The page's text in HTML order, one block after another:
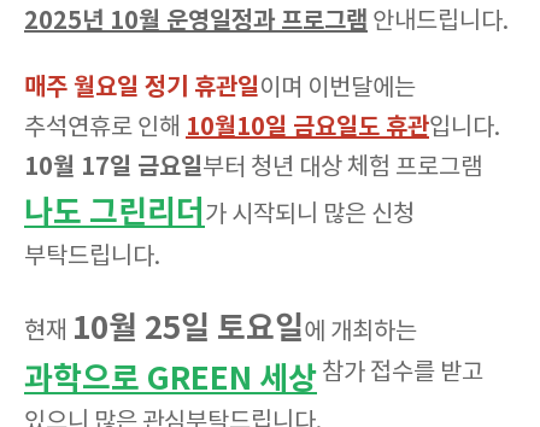
2025년 10월 운영일정과 프로그램 안내드립니다.
매주 월요일 정기 휴관일이며 이번달에는
추석연휴로 인해 10월10일 금요일도 휴관입니다.
10월 17일 금요일부터 청년 대상 체험 프로그램
나도 그린리더 가 시작되니 많은 신청
부탁드립니다.
현재 10월 25일 토요일에 개최하는
과학으로 GREEN 세상 참가 접수를 받고